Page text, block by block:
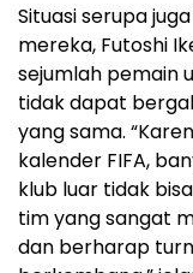
Situasi serupa
mereka, Futoshi
sejumlah pemain
tidak dapat
yang sama.
kalender FIFA,
klub luar tidak
tim yang sangat
dan berharap